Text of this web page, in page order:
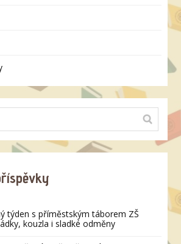
týden s příměstským táborem ZŠ
kouzla i sladké odměny